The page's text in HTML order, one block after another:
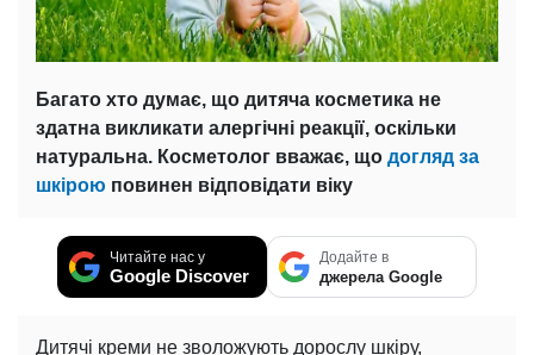
Багато хто думає, що дитяча косметика не
здатна викликати алергічні реакції, оскільки
натуральна. Косметолог вважає, що догляд за
шкірою повинен відповідати віку
Читайте нас у
Google Discover
Додайте в
джерела Google
Дитячі креми не зволожують дорослу шкіру,